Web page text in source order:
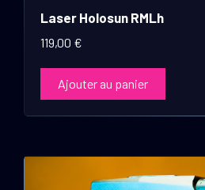
Laser Holosun RMLh
119,00 €
Ajouter au panier